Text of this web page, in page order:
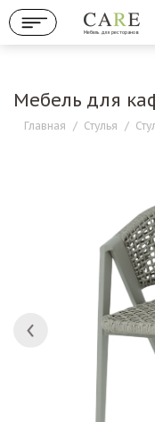
Мебель для ресторанов
Мебель для
Главная / Стулья /